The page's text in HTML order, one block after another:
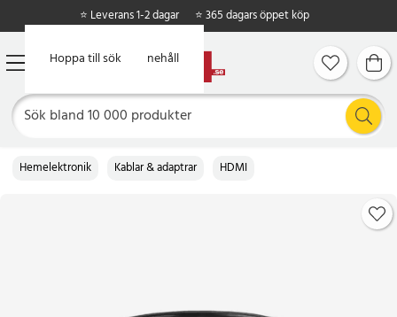
Hoppa till huvudinnehåll
Hoppa till sök
⭐ Leverans 1-2 dagar ⭐ 365 dagars öppet köp
Hemelektronik Kablar & adaptrar HDMI